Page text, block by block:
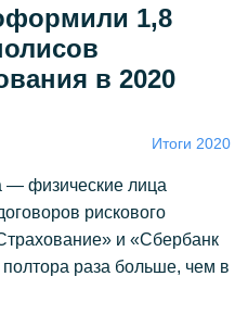
1,8
в 2020
Итоги 2020
— физические лица
рискового
и «Сбербанк
раза больше, чем в